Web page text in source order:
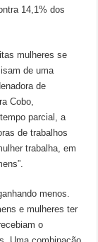
14,1% dos
mulheres se
de uma
de
Cobo,
parcial, a
de trabalhos
trabalha, em
menos.
e mulheres ter
o